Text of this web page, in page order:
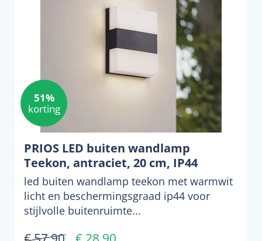
51%
korting
PRIOS LED buiten wandlamp
Teekon, antraciet, 20 cm, IP44
led buiten wandlamp teekon met warmwit
licht en beschermingsgraad ip44 voor
stijlvolle buitenruimte...